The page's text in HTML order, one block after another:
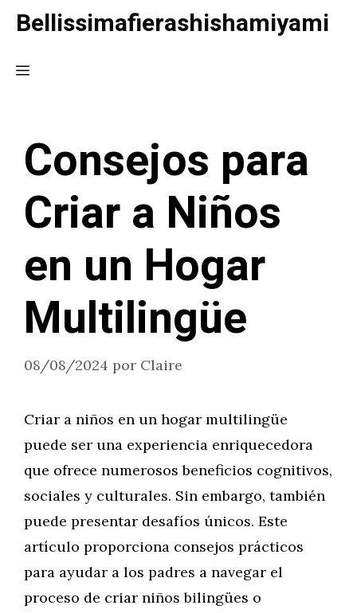
Saltar
contenido
Bellissimafierashishamiyami
Menú
Consejos para
Criar a Niños
en un Hogar
Multilingüe
08/08/2024 por Claire
Criar a niños en un hogar multilingüe
puede ser una experiencia enriquecedora
que ofrece numerosos beneficios cognitivos,
sociales y culturales. Sin embargo, también
puede presentar desafíos únicos. Este
artículo proporciona consejos prácticos
para ayudar a los padres a navegar el
proceso de criar niños bilingües o